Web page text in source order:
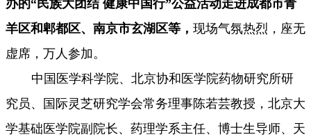
办的“民族大团结 健康中国行”公益活动走进成都市青
羊区和郫都区、南京市玄湖区等 ， 现场气氛热烈，座无
虚席，万人参加。
中国医学科学院、北京协和医学院药物研究所研
究员、国际灵芝研究学会常务理事陈若芸教授，北京大
学基础医学院副院长、药理学系主任、博士生导师、天